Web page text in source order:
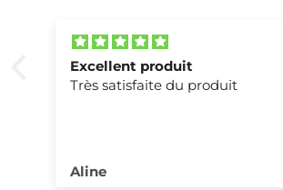
Excellent produit
Très satisfaite du produit
Aline